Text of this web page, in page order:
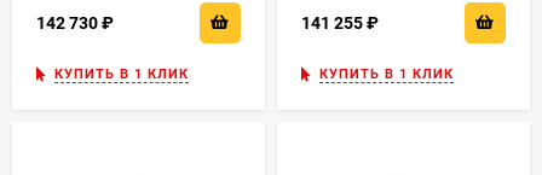
142 730
КУПИТЬ В 1 КЛИК
141 255
КУПИТЬ В 1 КЛИК